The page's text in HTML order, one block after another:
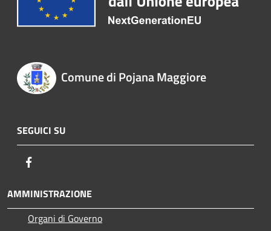
Comune di Pojana Maggiore
SEGUICI SU
AMMINISTRAZIONE
Organi di Governo